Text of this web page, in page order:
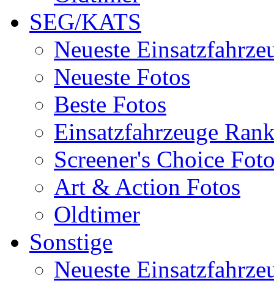
SEG/KATS
Neueste
Neueste Fotos
Beste Fotos
Einsatzfahrzeuge
Screener's Choice
Art & Action Fotos
Oldtimer
Sonstige
Neueste